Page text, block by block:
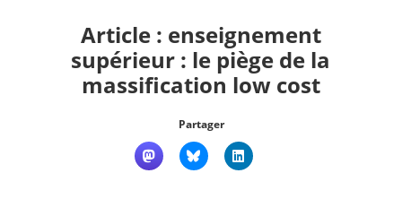
Article : enseignement
supérieur : le piège de la
massification low cost
Partager